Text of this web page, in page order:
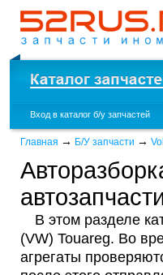
Вход в каталог б/у запчастей
Главная → Б/У запчасти →
В этом разделе
(VW) Touareg. Во
агрегаты